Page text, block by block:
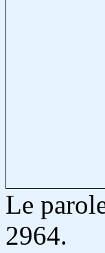
Le
2964.